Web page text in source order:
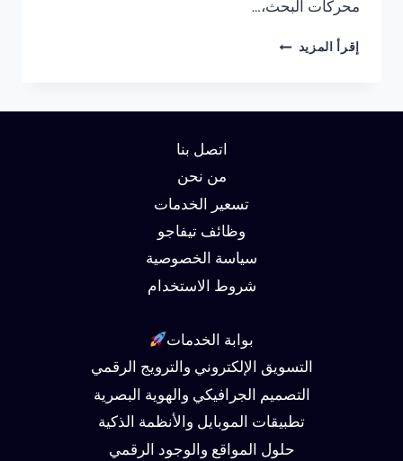
محركات البحث،…
إقرأ المزيد شركة
اتصل بنا
من نحن
تسعير الخدمات
وظائف تيفاجو
سياسة الخصوصية
شروط الاستخدام
بوابة الخدمات
التسويق الإلكتروني والترويج الرقمي
التصميم الجرافيكي والهوية البصرية
تطبيقات الموبايل والأنظمة الذكية
حلول المواقع والوجود الرقمي